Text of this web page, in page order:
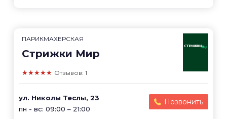
ПАРИКМАХЕРСКАЯ
Стрижки Мир
★★★★★ Отзывов: 1
ул. Николы Теслы, 23
пн - вс: 09:00 – 21:00
Позвонить